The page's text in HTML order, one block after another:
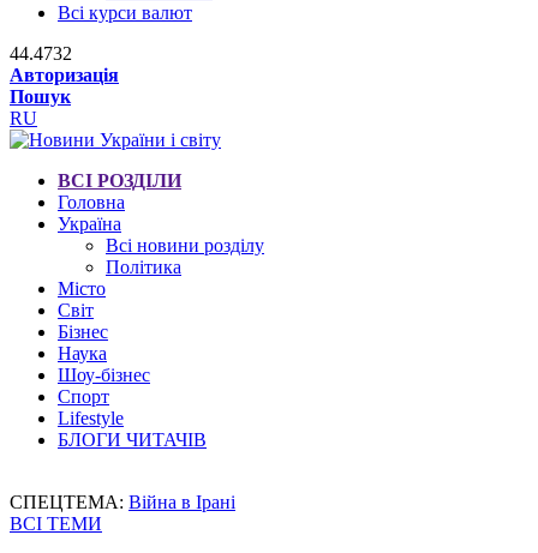
Всі курси валют
44.4732
Авторизація
Пошук
RU
ВСІ РОЗДІЛИ
Головна
Україна
Всі новини розділу
Політика
Місто
Світ
Бізнес
Наука
Шоу-бізнес
Спорт
Lifestyle
БЛОГИ ЧИТАЧІВ
СПЕЦТЕМА: Війна в Ірані
ВСІ ТЕМИ